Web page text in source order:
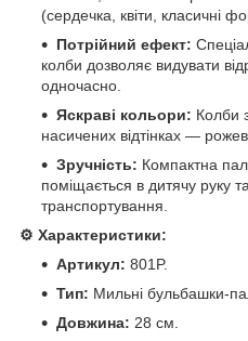
(сердечка, квіти, класичні
Потрійний ефект:
колби дозволяє видувати
одночасно.
Яскраві кольори: Колби
насичених відтінках —
Зручність: Компактна
поміщається в дитячу руку
транспортування.
⚙️ Характеристики:
Артикул: 801P.
Тип: Мильні бульбашки-
Довжина: 28 см.